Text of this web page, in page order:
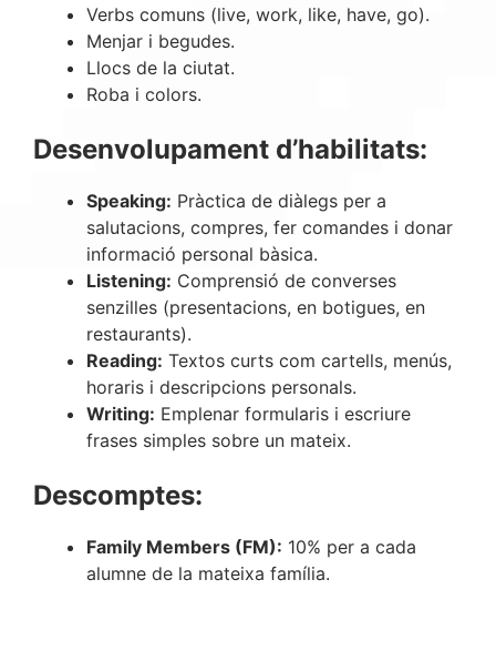
Verbs comuns (live, work, like, have, go).
Menjar i begudes.
Llocs de la ciutat.
Roba i colors.
Desenvolupament d’habilitats:
Speaking: Pràctica de diàlegs per a
salutacions, compres, fer comandes i donar
informació personal bàsica.
Listening: Comprensió de converses
senzilles (presentacions, en botigues, en
restaurants).
Reading: Textos curts com cartells, menús,
horaris i descripcions personals.
Writing: Emplenar formularis i escriure
frases simples sobre un mateix.
Descomptes:
Family Members (FM): 10% per a cada
alumne de la mateixa família.